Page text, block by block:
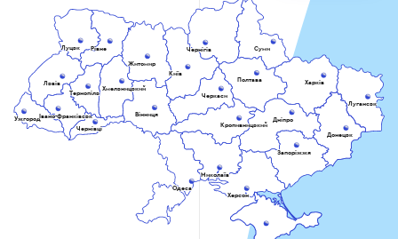
Львів
Луцьк Рівне
Вінниця
Хмельницький
Житомир
Чернівці
УжгородІвано-Франківськ
Тернопіль
Київ
Чернігів Суми
Полтава Харків
Луганськ
Донецьк
Дніпро
Черкаси
Кропивницький
Одеса
Запоріжжя
Херсон
Миколаїв